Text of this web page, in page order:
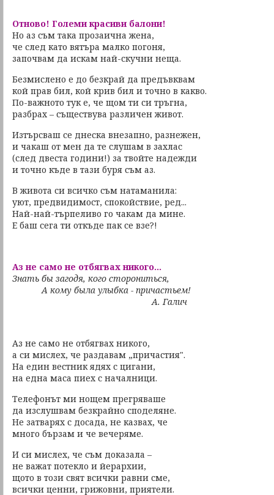
Отново! Големи красиви балони!
Но аз съм така прозаична жена,
че след като вятъра малко погоня,
започвам да искам най-скучни неща.
Безмислено е до безкрай да предъвквам
кой прав бил, кой крив бил и точно в какво.
По-важното тук е, че щом ти си тръгна,
разбрах – съществува различен живот.
Изтърсваш се днеска внезапно, разнежен,
и чакаш от мен да те слушам в захлас
(след двеста години!) за твойте надежди
и точно къде в тази буря съм аз.
В живота си всичко съм натаманила:
уют, предвидимост, спокойствие, ред...
Най-най-търпеливо го чакам да мине.
Е баш сега ти откъде пак се взе?!
Аз не само не отбягвах никого...
Знать бы загодя, кого сторониться,
А кому была улыбка - причастьем!
А. Галич
Аз не само не отбягвах никого,
а си мислех, че раздавам „причастия".
На един вестник ядях с цигани,
на една маса пиех с началници.
Телефонът ми нощем прегряваше
да изслушвам безкрайно споделяне.
Не затварях с досада, не казвах, че
много бързам и че вечеряме.
И си мислех, че съм доказала –
не важат потекло и йерархии,
щото в този свят всички равни сме,
всички ценни, грижовни, приятели.